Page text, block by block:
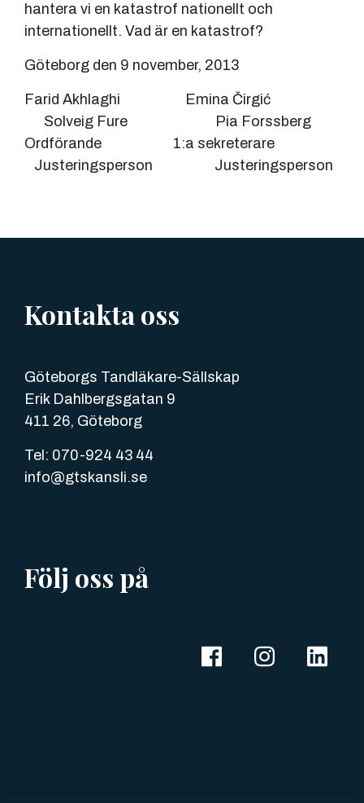
hantera vi en katastrof nationellt och
internationellt. Vad är en katastrof?
Göteborg den 9 november, 2013
Farid Akhlaghi Emina Čirgić
Solveig Fure Pia Forssberg
Ordförande 1:a sekreterare
Justeringsperson Justeringsperson
Kontakta oss
Göteborgs Tandläkare-Sällskap
Erik Dahlbergsgatan 9
411 26, Göteborg
Tel: 070-924 43 44
info@gtskansli.se
Följ oss på